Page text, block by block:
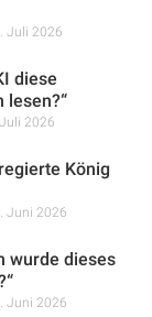
Juli 2026
diese
2026
König
Juni 2026
wurde dieses
Juni 2026